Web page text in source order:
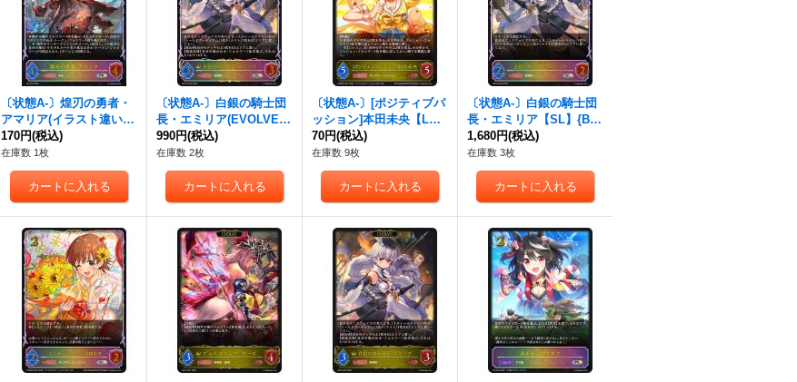
〔状態A-〕煌刃の勇者・
アマリア(イラスト違い)
【PR】{PR-432}《ロイヤ
ル》
170円(税込)
在庫数 1枚
〔状態A-〕白銀の騎士団
長・エミリア(EVOLVE)
【SL】{BP16-SL06}《ロ
イヤル》
990円(税込)
在庫数 2枚
〔状態A-〕[ポジティブパ
ッション]本田未央【L
G】{CSD02c-001}《ロイ
ヤル》
70円(税込)
在庫数 9枚
〔状態A-〕白銀の騎士団
長・エミリア【SL】{BP
16-SL05}《ロイヤル》
1,680円(税込)
在庫数 3枚